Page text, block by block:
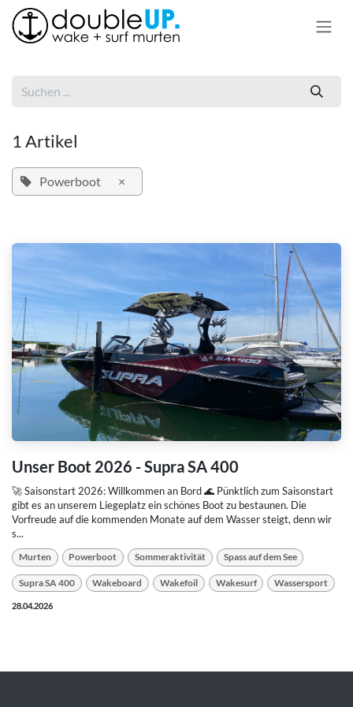
Zum Inhalt springen
1 Artikel
Powerboot ×
Unser Boot 2026 - Supra SA 400
🚀 Saisonstart 2026: Willkommen an Bord 🌊 Pünktlich zum Saisonstart
gibt es an unserem Liegeplatz ein schönes Boot zu bestaunen. Die
Vorfreude auf die kommenden Monate auf dem Wasser steigt, denn wir
s...
Murten Powerboot Sommeraktivität Spass auf dem See
Supra SA 400 Wakeboard Wakefoil Wakesurf Wassersport
28.04.2026